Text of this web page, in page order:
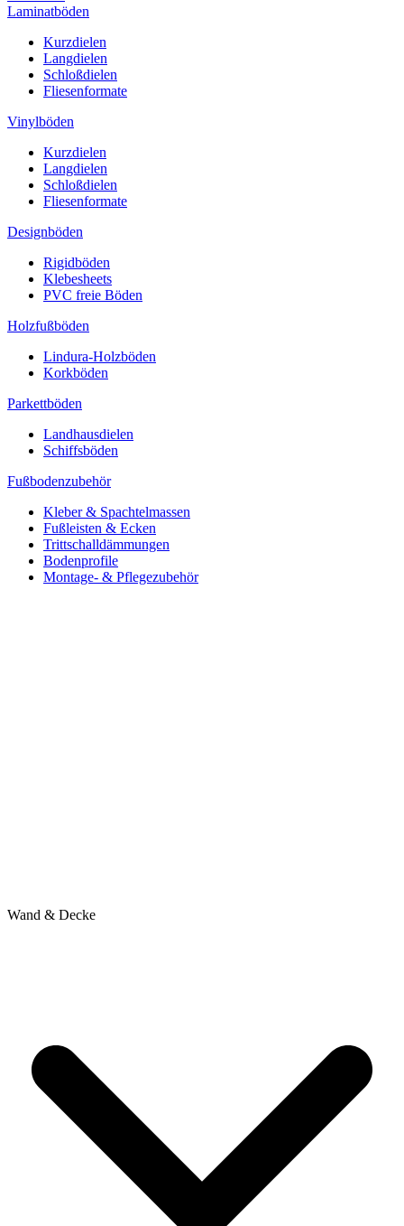
Laminatböden
Kurzdielen
Langdielen
Schloßdielen
Fliesenformate
Vinylböden
Kurzdielen
Langdielen
Schloßdielen
Fliesenformate
Designböden
Rigidböden
Klebesheets
PVC freie Böden
Holzfußböden
Lindura-Holzböden
Korkböden
Parkettböden
Landhausdielen
Schiffsböden
Fußbodenzubehör
Kleber & Spachtelmassen
Fußleisten & Ecken
Trittschalldämmungen
Bodenprofile
Montage- & Pflegezubehör
Wand & Decke